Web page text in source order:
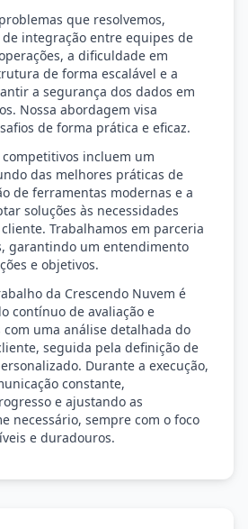
que resolvemos,
integração entre equipes de
a dificuldade em
de forma escalável e a
a segurança dos dados em
Nossa abordagem visa
de forma prática e eficaz.
incluem um
das melhores práticas de
de ferramentas modernas e a
soluções às necessidades
Trabalhamos em parceria
garantindo um entendimento
e objetivos.
da Crescendo Nuvem é
contínuo de avaliação e
uma análise detalhada do
seguida pela definição de
Durante a execução,
constante,
e ajustando as
necessário, sempre com o foco
e duradouros.